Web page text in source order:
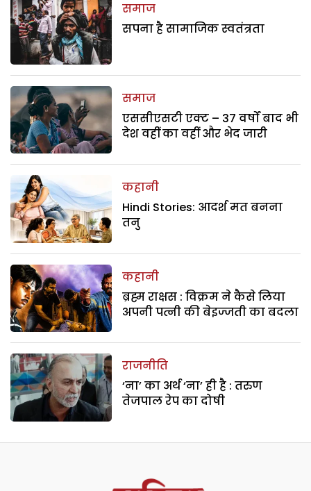
समाज
सपना है सामाजिक स्वतंत्रता
समाज
एससीएसटी एक्ट – 37 वर्षों बाद भी
देश वहीं का वहीं और भेद जारी
कहानी
Hindi Stories: आदर्श मत बनना
तनु
कहानी
ब्रह्म राक्षस : विक्रम ने कैसे लिया
अपनी पत्नी की बेइज्जती का बदला
राजनीति
‘ना’ का अर्थ ‘ना’ ही है : तरुण
तेजपाल रेप का दोषी